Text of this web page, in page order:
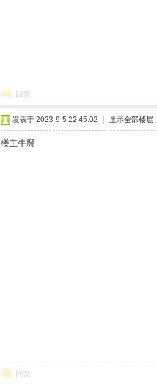
回复
发表于 2023-9-5 22:45:02 显示全部楼层
楼主牛掰
回复